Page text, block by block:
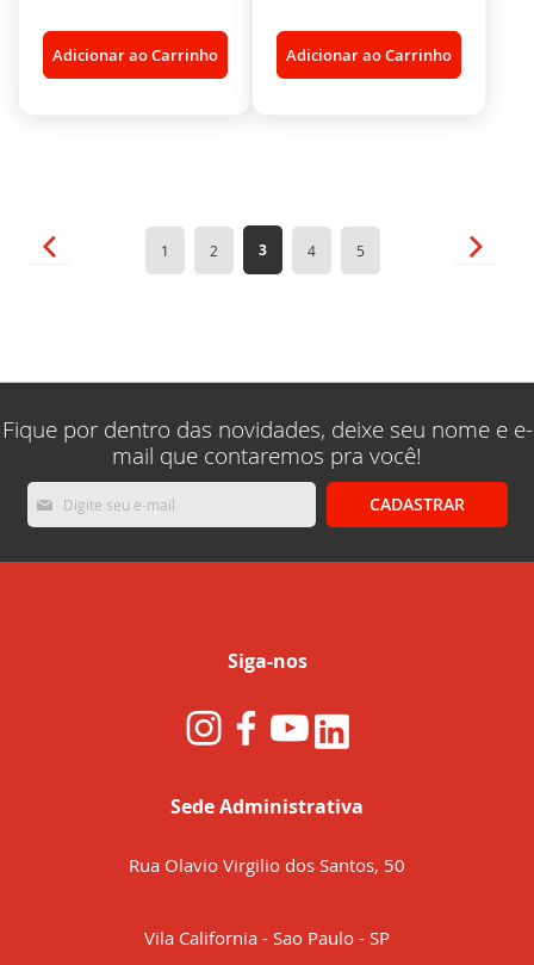
Adicionar ao Carrinho Adicionar ao Carrinho
Página
Página
1 Página
2
Você
3 Página
4 Página
5
Fique por dentro das novidades, deixe seu nome e e-
mail que contaremos pra você!
Inscreva-
se
nossa
CADASTRAR
Siga-nos
Sede Administrativa
Rua Olavio Virgilio dos Santos, 50
Vila California - Sao Paulo - SP